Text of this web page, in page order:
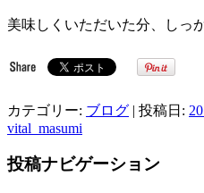
美味しくいただいた分、しっ
カテゴリー: ブログ | 投稿日:
vital_masumi
投稿ナビゲーション